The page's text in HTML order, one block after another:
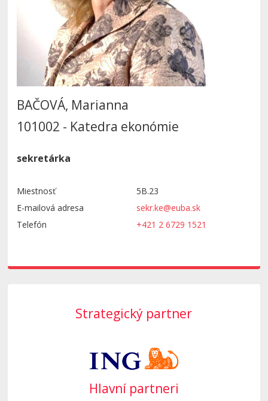
BAČOVÁ, Marianna
101002 - Katedra ekonómie
sekretárka
Miestnosť
5B.23
E-mailová adresa
sekr.ke@euba.sk
Telefón
+421 2 6729 1521
Strategický partner
Hlavní partneri